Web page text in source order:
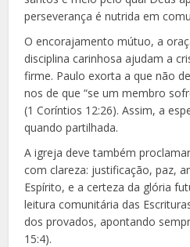
perseverança é nutrida em
O encorajamento mútuo, a
disciplina carinhosa ajudam a
firme. Paulo exorta a que não
nos de que “se um membro
(1 Coríntios 12:26). Assim, a
quando partilhada.
A igreja deve também
com clareza: justificação, paz,
Espírito, e a certeza da glória
leitura comunitária das
dos provados, apontando
15:4).